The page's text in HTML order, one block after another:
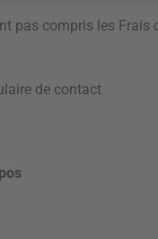
pas compris les Frais
de contact